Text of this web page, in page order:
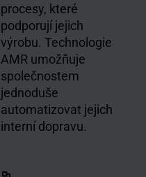
procesy, které
podporují jejich
výrobu. Technologie
AMR umožňuje
společnostem
jednoduše
automatizovat jejich
interní dopravu.